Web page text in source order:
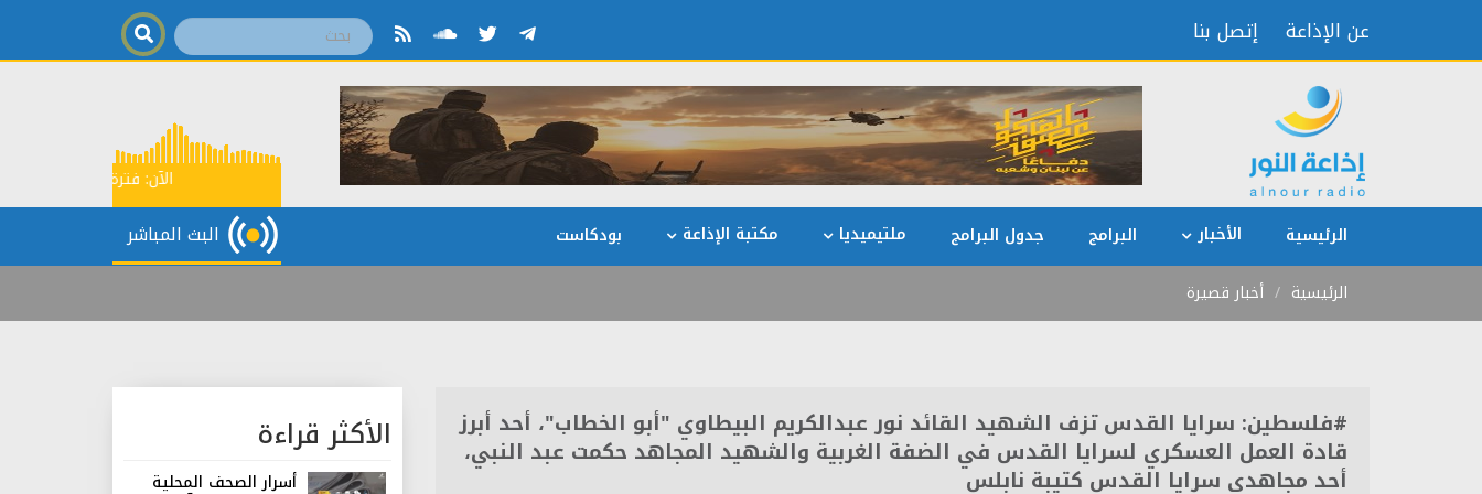
عن الإذاعة إتصل بنا
الرئيسية الأخبار البرامج جدول البرامج ملتيميديا مكتبة الإذاعة بودكاست البث المباشر
الآن:فترة مواكبة سياسية
الرئيسية أخبار قصيرة
#فلسطين: سرايا القدس تزف الشهيد القائد نور عبدالكريم البيطاوي "أبو الخطاب"، أحد أبرز
قادة العمل العسكري لسرايا القدس في الضفة الغربية والشهيد المجاهد حكمت عبد النبي،
أحد مجاهدي سرايا القدس كتيبة نابلس
الأكثر قراءة
أسرار الصحف المحلية